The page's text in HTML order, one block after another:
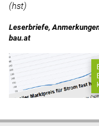
(hst)
Leserbriefe,
bau.at